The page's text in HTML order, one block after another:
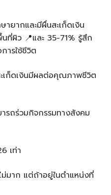
ยากและมีผื่นสะเก็ดเงิน
ที่ผิว 📍และ 35-71% รู้สึก
ารใช้ชีวิต
เก็ดเงินมีผลต่อคุณภาพชีวิต
รถร่วมกิจกรรมทางสังคม
เท่า
ม่มาก แต่ถ้าอยู่ในตำแหน่งที่